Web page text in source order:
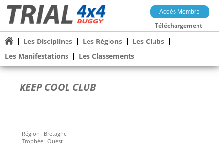
Accès Membre
Téléchargement
Les Disciplines Les Régions
Les Clubs
Les Manifestations
Les Classements
KEEP COOL CLUB
Région : Bretagne
Trophée : Ouest